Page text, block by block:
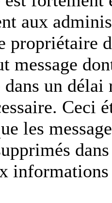
aux
propriétaire
message
un
Ceci
les